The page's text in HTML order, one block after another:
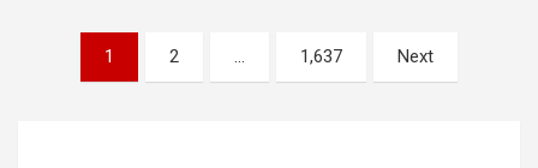
pagination
1 2 … 1,637 Next